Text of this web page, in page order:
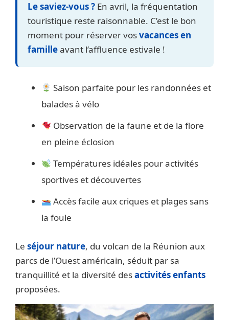
Le saviez-vous ? En avril, la fréquentation
touristique reste raisonnable. C’est le bon
moment pour réserver vosvacances en
familleavant l’affluence estivale !
Saison parfaite pour les randonnées et
balades à vélo
Observation de la faune et de la flore
en pleine éclosion
Températures idéales pour activités
sportives et découvertes
Accès facile aux criques et plages sans
la foule
Le séjour nature, du volcan de la Réunion aux
parcs de l’Ouest américain, séduit par sa
tranquillité et la diversité desactivités enfants
proposées.